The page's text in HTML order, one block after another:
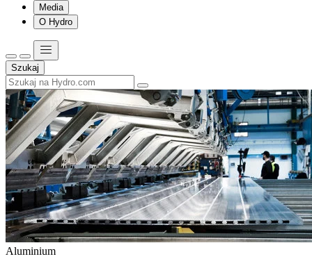
Media
O Hydro
Szukaj
Aluminium